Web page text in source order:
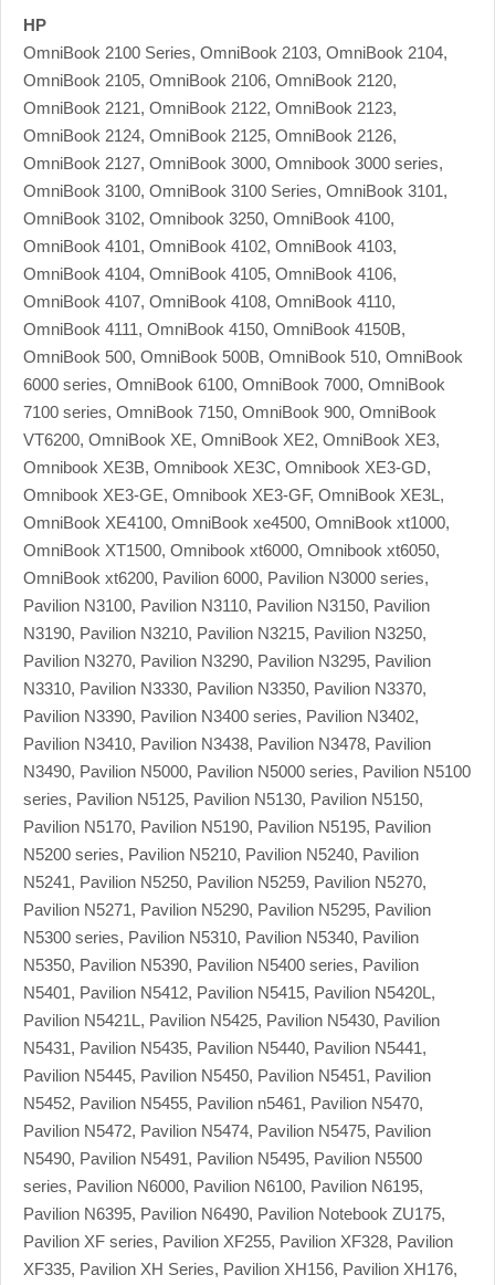
HP
OmniBook 2100 Series, OmniBook 2103, OmniBook 2104,
OmniBook 2105, OmniBook 2106, OmniBook 2120,
OmniBook 2121, OmniBook 2122, OmniBook 2123,
OmniBook 2124, OmniBook 2125, OmniBook 2126,
OmniBook 2127, OmniBook 3000, Omnibook 3000 series,
OmniBook 3100, OmniBook 3100 Series, OmniBook 3101,
OmniBook 3102, Omnibook 3250, OmniBook 4100,
OmniBook 4101, OmniBook 4102, OmniBook 4103,
OmniBook 4104, OmniBook 4105, OmniBook 4106,
OmniBook 4107, OmniBook 4108, OmniBook 4110,
OmniBook 4111, OmniBook 4150, OmniBook 4150B,
OmniBook 500, OmniBook 500B, OmniBook 510, OmniBook
6000 series, OmniBook 6100, OmniBook 7000, OmniBook
7100 series, OmniBook 7150, OmniBook 900, OmniBook
VT6200, OmniBook XE, OmniBook XE2, OmniBook XE3,
Omnibook XE3B, Omnibook XE3C, Omnibook XE3-GD,
Omnibook XE3-GE, Omnibook XE3-GF, OmniBook XE3L,
OmniBook XE4100, OmniBook xe4500, OmniBook xt1000,
OmniBook XT1500, Omnibook xt6000, Omnibook xt6050,
OmniBook xt6200, Pavilion 6000, Pavilion N3000 series,
Pavilion N3100, Pavilion N3110, Pavilion N3150, Pavilion
N3190, Pavilion N3210, Pavilion N3215, Pavilion N3250,
Pavilion N3270, Pavilion N3290, Pavilion N3295, Pavilion
N3310, Pavilion N3330, Pavilion N3350, Pavilion N3370,
Pavilion N3390, Pavilion N3400 series, Pavilion N3402,
Pavilion N3410, Pavilion N3438, Pavilion N3478, Pavilion
N3490, Pavilion N5000, Pavilion N5000 series, Pavilion N5100
series, Pavilion N5125, Pavilion N5130, Pavilion N5150,
Pavilion N5170, Pavilion N5190, Pavilion N5195, Pavilion
N5200 series, Pavilion N5210, Pavilion N5240, Pavilion
N5241, Pavilion N5250, Pavilion N5259, Pavilion N5270,
Pavilion N5271, Pavilion N5290, Pavilion N5295, Pavilion
N5300 series, Pavilion N5310, Pavilion N5340, Pavilion
N5350, Pavilion N5390, Pavilion N5400 series, Pavilion
N5401, Pavilion N5412, Pavilion N5415, Pavilion N5420L,
Pavilion N5421L, Pavilion N5425, Pavilion N5430, Pavilion
N5431, Pavilion N5435, Pavilion N5440, Pavilion N5441,
Pavilion N5445, Pavilion N5450, Pavilion N5451, Pavilion
N5452, Pavilion N5455, Pavilion n5461, Pavilion N5470,
Pavilion N5472, Pavilion N5474, Pavilion N5475, Pavilion
N5490, Pavilion N5491, Pavilion N5495, Pavilion N5500
series, Pavilion N6000, Pavilion N6100, Pavilion N6195,
Pavilion N6395, Pavilion N6490, Pavilion Notebook ZU175,
Pavilion XF series, Pavilion XF255, Pavilion XF328, Pavilion
XF335, Pavilion XH Series, Pavilion XH156, Pavilion XH176,